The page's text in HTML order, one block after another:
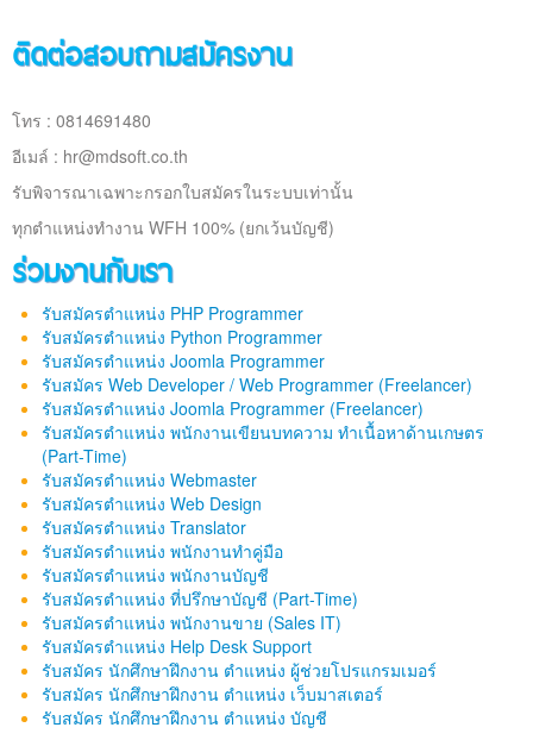
ติดต่อสอบถามสมัครงาน
โทร : 0814691480
อีเมล์ : hr@mdsoft.co.th
รับพิจารณาเฉพาะกรอกใบสมัครในระบบเท่านั้น
ทุกตำแหน่งทำงาน WFH 100% (ยกเว้นบัญชี)
ร่วมงานกับเรา
รับสมัครตำแหน่ง PHP Programmer
รับสมัครตำแหน่ง Python Programmer
รับสมัครตำแหน่ง Joomla Programmer
รับสมัคร Web Developer / Web Programmer (Freelancer)
รับสมัครตำแหน่ง Joomla Programmer (Freelancer)
รับสมัครตำแหน่ง พนักงานเขียนบทความ ทำเนื้อหาด้านเกษตร
(Part-Time)
รับสมัครตำแหน่ง Webmaster
รับสมัครตำแหน่ง Web Design
รับสมัครตำแหน่ง Translator
รับสมัครตำแหน่ง พนักงานทำคู่มือ
รับสมัครตำแหน่ง พนักงานบัญชี
รับสมัครตำแหน่ง ที่ปรึกษาบัญชี (Part-Time)
รับสมัครตำแหน่ง พนักงานขาย (Sales IT)
รับสมัครตำแหน่ง Help Desk Support
รับสมัคร นักศึกษาฝึกงาน ตำแหน่ง ผู้ช่วยโปรแกรมเมอร์
รับสมัคร นักศึกษาฝึกงาน ตำแหน่ง เว็บมาสเตอร์
รับสมัคร นักศึกษาฝึกงาน ตำแหน่ง บัญชี